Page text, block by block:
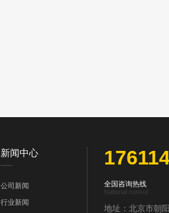
新闻中心
公司新闻
行业新闻
全国咨询热线
National consul
地址：北京市朝